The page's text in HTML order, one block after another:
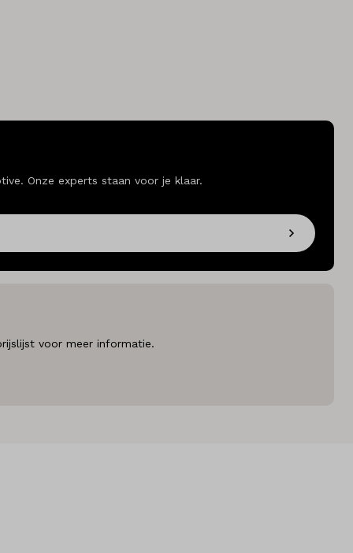
Onze experts staan voor je klaar.
voor meer informatie.